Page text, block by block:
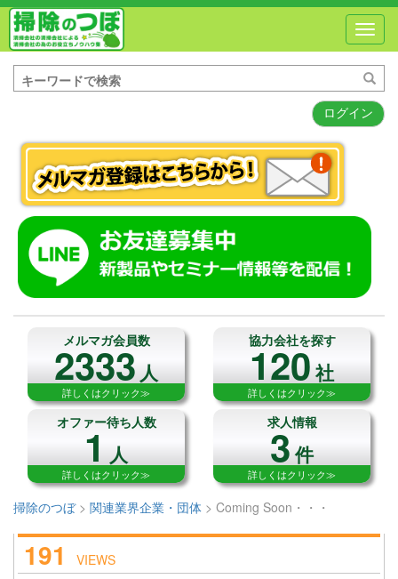
ログイン
メルマガ会員数
2333人
詳しくはクリック≫
協力会社を探す
120社
詳しくはクリック≫
オファー待ち人数
1人
詳しくはクリック≫
求人情報
3件
詳しくはクリック≫
掃除のつぼ> 関連業界企業・団体 > Coming Soon・・・
191 VIEWS